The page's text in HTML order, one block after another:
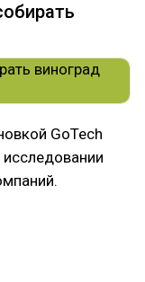
GoTech